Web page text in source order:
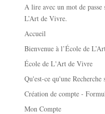
A lire avec un mot de
L’Art de Vivre.
Accueil
Bienvenue à l’École de
École de L'Art de Vivre
Qu'est-ce qu'une Recherche
Création de compte -
Mon Compte